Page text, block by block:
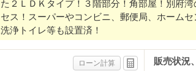
２ＬＤＫタイプ！３階部分！角部屋！別府
ス！スーパーやコンビニ、郵便局、ホーム
浄トイレ等も設置済！
ローン計算 販売状況